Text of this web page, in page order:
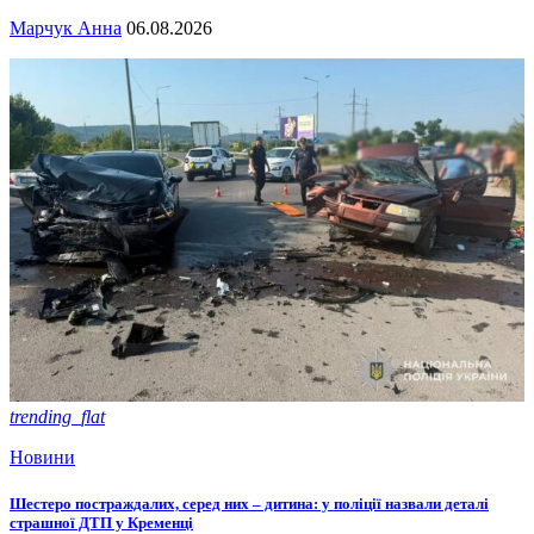
Марчук Анна 06.08.2026
trending_flat
Новини
Шестеро постраждалих, серед них – дитина: у поліції назвали деталі
страшної ДТП у Кременці